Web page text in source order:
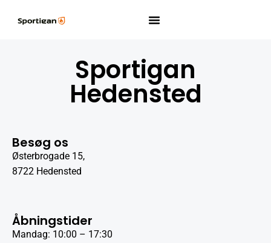
Sportigan
Hedensted
Besøg os
Østerbrogade 15,
8722 Hedensted
Åbningstider
Mandag: 10:00 – 17:30